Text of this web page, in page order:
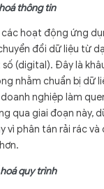
thông tin
hoạt động ứng
đổi dữ liệu từ
(digital). Đây là
nhằm chuẩn bị dữ
nghiệp làm
qua giai đoạn này,
vì phân tán rải rác và
quy trình